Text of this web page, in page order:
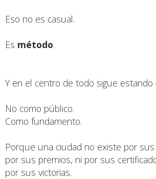
Eso no es casual.
Es método.
Y en el centro de todo sigue estando
No como público.
Como fundamento.
Porque una ciudad no existe por sus
por sus premios, ni por sus
por sus victorias.